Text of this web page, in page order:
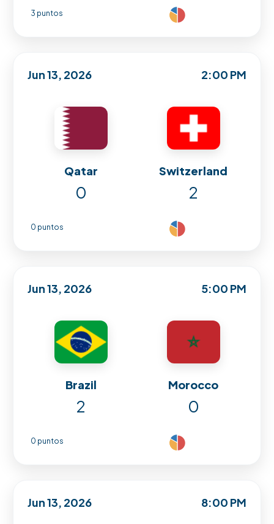
3 puntos
Jun 13, 2026 2:00 PM
Qatar Switzerland
0 2
0 puntos
Jun 13, 2026 5:00 PM
Brazil Morocco
2 0
0 puntos
Jun 13, 2026 8:00 PM